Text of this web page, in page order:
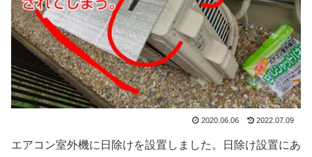
2020.06.06 2022.07.09
エアコン室外機に日除けを設置しました。日除け設置にあ